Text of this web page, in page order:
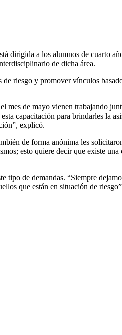
dirigida a los alumnos de cuarto
de dicha área.
riesgo y promover vínculos
de mayo vienen trabajando
capacitación para brindarles la
explicó.
de forma anónima les
esto quiere decir que existe
de demandas. “Siempre
que están en situación de